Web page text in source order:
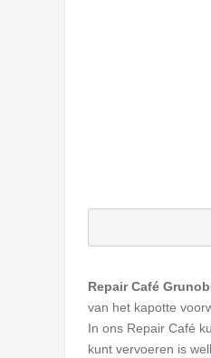
Repair Café
van het kapotte
In ons Repair Café
kunt vervoeren is